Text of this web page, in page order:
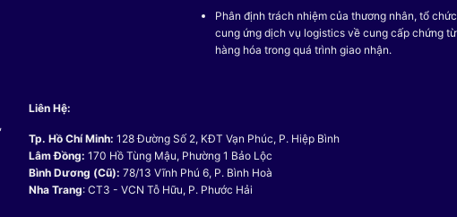
Phân định trách nhiệm của thương nhân, tổ chức
cung ứng dịch vụ logistics về cung cấp chứng từ
hàng hóa trong quá trình giao nhận.
Liên Hệ:
Tp. Hồ Chí Minh: 128 Đường Số 2, KĐT Vạn Phúc, P. Hiệp Bình
Lâm Đồng: 170 Hồ Tùng Mậu, Phường 1 Bảo Lộc
Bình Dương (Cũ): 78/13 Vĩnh Phú 6, P. Bình Hoà
Nha Trang: CT3 - VCN Tỗ Hữu, P. Phước Hải